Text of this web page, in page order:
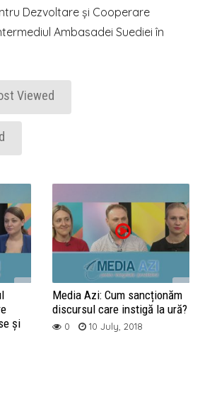
Dezvoltare și Cooperare
Ambasadei Suediei în
Viewed
și
Media Azi: Cum sancționăm
discursul care instigă la ură?
0 10 July, 2018